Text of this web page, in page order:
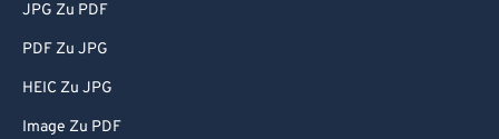
JPG Zu PDF
PDF Zu JPG
HEIC Zu JPG
Image Zu PDF